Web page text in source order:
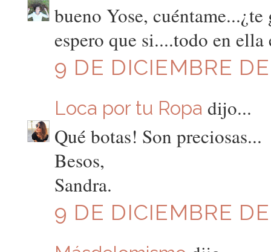
bueno Yose,
espero que si....todo en
9 DE DICIEMBRE
Loca por tu Ropa dijo...
Qué botas! Son preciosas...
Besos,
Sandra.
9 DE DICIEMBRE